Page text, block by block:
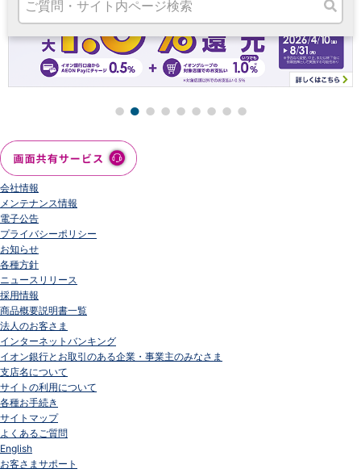
タマルWeb
セミナー
安全にご利用いただくために
ニュースリリース
法人のお客さま
会社情報
メンテナンス情報
電子公告
プライバシーポリシー
お知らせ
各種方針
ニュースリリース
採用情報
商品概要説明書一覧
法人のお客さま
インターネットバンキング
イオン銀行とお取引のある企業・事業主のみなさま
支店名について
サイトの利用について
各種お手続き
サイトマップ
よくあるご質問
English
お客さまサポート